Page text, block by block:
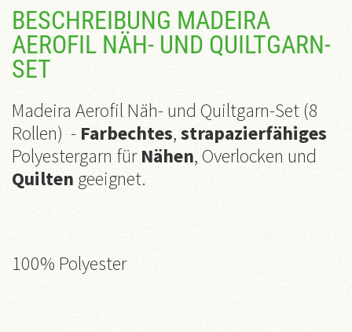
BESCHREIBUNG MADEIRA
AEROFIL NÄH- UND QUILTGARN-
SET
Madeira Aerofil Näh- und Quiltgarn-Set (8
Rollen) - Farbechtes,strapazierfähiges
Polyestergarn fürNähen, Overlocken und
Quilten geeignet.
100% Polyester